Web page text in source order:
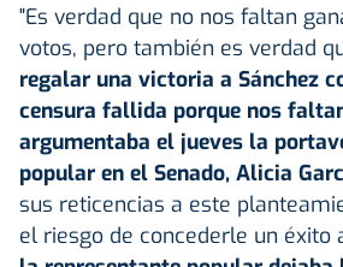
"Es verdad que no nos faltan
votos, pero también es verdad
regalar una victoria a Sánchez
censura fallida porque nos
argumentaba el jueves la
popular en el Senado, Alicia
sus reticencias a este
el riesgo de concederle un éxito